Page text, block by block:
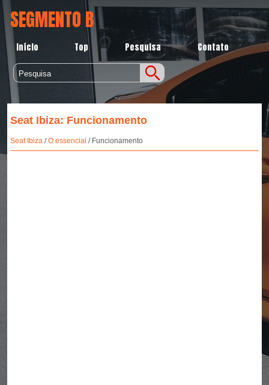
SEGMENTO B
Início Top Pesquisa Contato
Seat Ibiza: Funcionamento
Seat Ibiza/O essencial / Funcionamento